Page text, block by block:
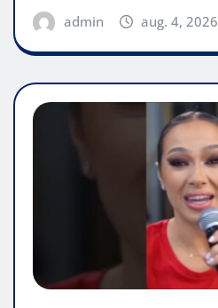
admin aug. 4, 2026